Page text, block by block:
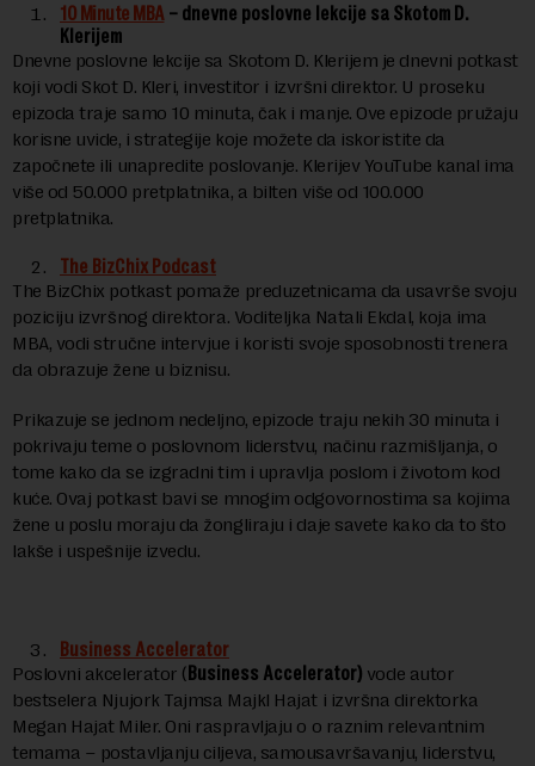
10 Minute MBA– dnevne poslovne lekcije sa Skotom D.
Klerijem
Dnevne poslovne lekcije sa Skotom D. Klerijem je dnevni potkast
koji vodi Skot D. Kleri, investitor i izvršni direktor. U proseku
epizoda traje samo 10 minuta, čak i manje. Ove epizode pružaju
korisne uvide, i strategije koje možete da iskoristite da
započnete ili unapredite poslovanje. Klerijev YouTube kanal ima
više od 50.000 pretplatnika, a bilten više od 100.000
pretplatnika.
The BizChix Podcast
The BizChix potkast pomaže preduzetnicama da usavrše svoju
poziciju izvršnog direktora. Voditeljka Natali Ekdal, koja ima
MBA, vodi stručne intervjue i koristi svoje sposobnosti trenera
da obrazuje žene u biznisu.
Prikazuje se jednom nedeljno, epizode traju nekih 30 minuta i
pokrivaju teme o poslovnom liderstvu, načinu razmišljanja, o
tome kako da se izgradni tim i upravlja poslom i životom kod
kuće. Ovaj potkast bavi se mnogim odgovornostima sa kojima
žene u poslu moraju da žongliraju i daje savete kako da to što
lakše i uspešnije izvedu.
Business Accelerator
Poslovni akcelerator ( Business Accelerator) vode autor
bestselera Njujork Tajmsa Majkl Hajat i izvršna direktorka
Megan Hajat Miler. Oni raspravljaju o o raznim relevantnim
temama – postavljanju ciljeva, samousavršavanju, liderstvu,